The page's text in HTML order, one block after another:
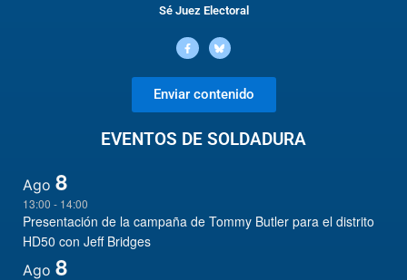
Sé Juez Electoral
Enviar contenido
EVENTOS DE SOLDADURA
Ago 8
13:00 - 14:00
Presentación de la campaña de Tommy Butler para el distrito
HD50 con Jeff Bridges
Ago 8